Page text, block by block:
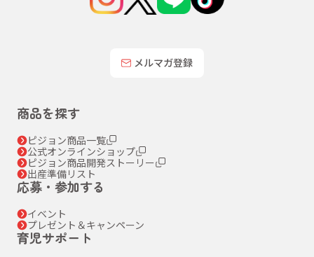
メルマガ登録
商品を探す
ピジョン商品一覧
公式オンラインショップ
ピジョン商品開発ストーリー
出産準備リスト
応募・参加する
イベント
プレゼント＆キャンペーン
育児サポート